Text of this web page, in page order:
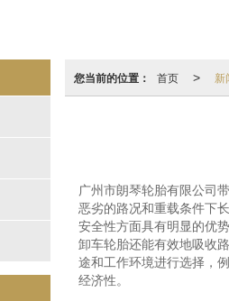
您当前的位置： 首页 > 新
广州市朗琴轮胎有限公司
恶劣的路况和重载条件下
安全性方面具有明显的优
卸车轮胎还能有效地吸收
途和工作环境进行选择，
经济性。